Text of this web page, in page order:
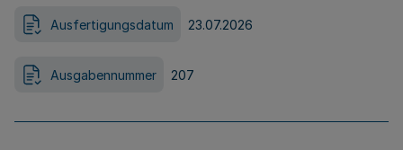
Ausfertigungsdatum 23.07.2026
Ausgabennummer 207